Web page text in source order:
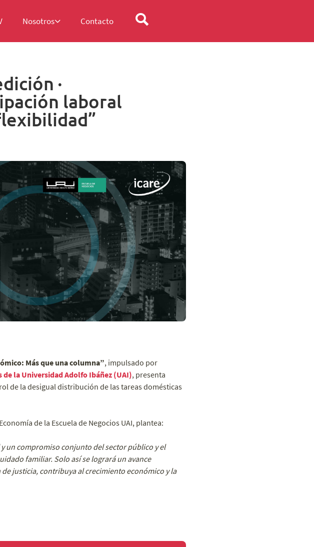
Nosotros Contacto
·
laboral
Más que una columna”, impulsado por
de la Universidad Adolfo Ibáñez (UAI), presenta
de la desigual distribución de las tareas domésticas
de la Escuela de Negocios UAI, plantea:
un compromiso conjunto del sector público y el
familiar. Solo así se logrará un avance
justicia, contribuya al crecimiento económico y la